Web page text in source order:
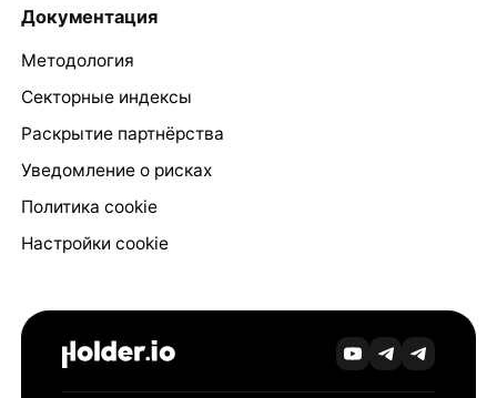
Документация
Методология
Секторные индексы
Раскрытие партнёрства
Уведомление о рисках
Политика cookie
Настройки cookie